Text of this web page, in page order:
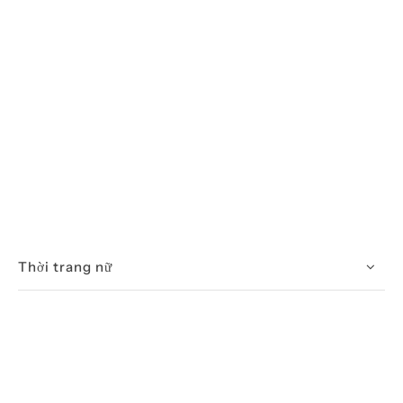
Thời trang nữ